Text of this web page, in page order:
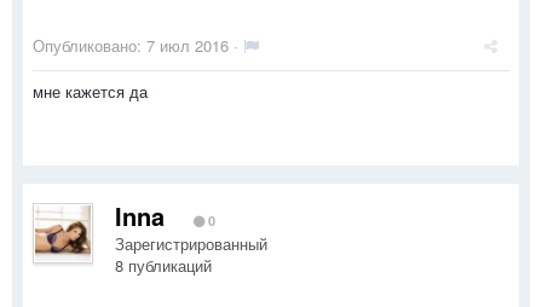
Опубликовано: 7 июл 2016 ·
мне кажется да
Inna 0
Зарегистрированный
8 публикаций